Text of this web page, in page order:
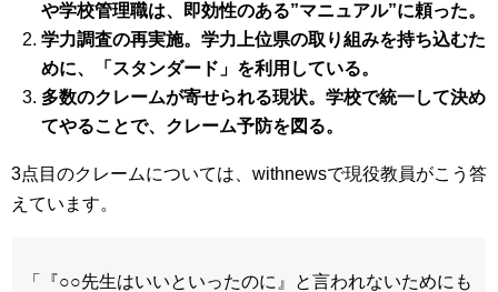
や学校管理職は、即効性のある”マニュアル”に頼った。
学力調査の再実施。学力上位県の取り組みを持ち込むた
めに、「スタンダード」を利用している。
多数のクレームが寄せられる現状。学校で統一して決め
てやることで、クレーム予防を図る。
3点目のクレームについては、withnewsで現役教員がこう答
えています。
「『○○先生はいいといったのに』と言われないためにも